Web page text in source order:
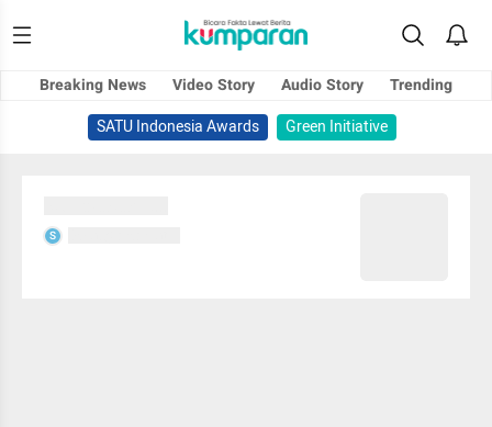
Breaking News Video Story Audio Story
Trending
SATU Indonesia Awards
Green Initiative
S